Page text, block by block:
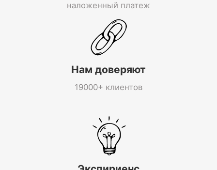
наложенный платеж
Нам доверяют
19000+ клиентов